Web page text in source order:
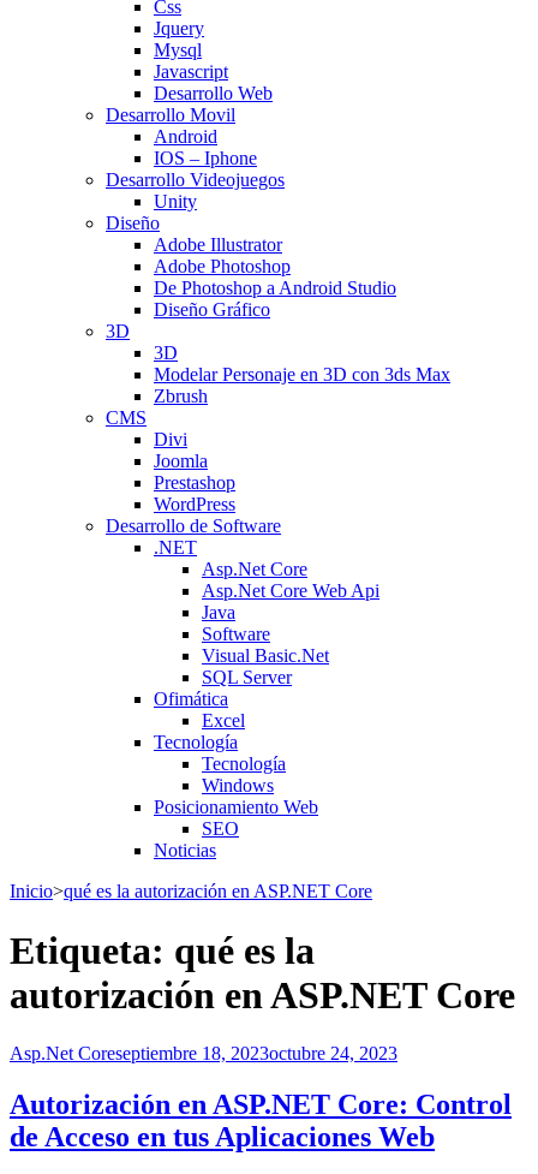
Css
Jquery
Mysql
Javascript
Desarrollo Web
Desarrollo Movil
Android
IOS – Iphone
Desarrollo Videojuegos
Unity
Diseño
Adobe Illustrator
Adobe Photoshop
De Photoshop a Android Studio
Diseño Gráfico
3D
3D
Modelar Personaje en 3D con 3ds Max
Zbrush
CMS
Divi
Joomla
Prestashop
WordPress
Desarrollo de Software
.NET
Asp.Net Core
Asp.Net Core Web Api
Java
Software
Visual Basic.Net
SQL Server
Ofimática
Excel
Tecnología
Tecnología
Windows
Posicionamiento Web
SEO
Noticias
Inicio>qué es la autorización en ASP.NET Core
Etiqueta: qué es la
autorización en ASP.NET Core
Asp.Net Coreseptiembre 18, 2023octubre 24, 2023
Autorización en ASP.NET Core: Control
de Acceso en tus Aplicaciones Web